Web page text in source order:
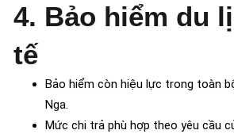
4. Bảo hiểm du
tế
Bảo hiểm còn hiệu lực trong toàn
Nga.
Mức chi trả phù hợp theo yêu cầu